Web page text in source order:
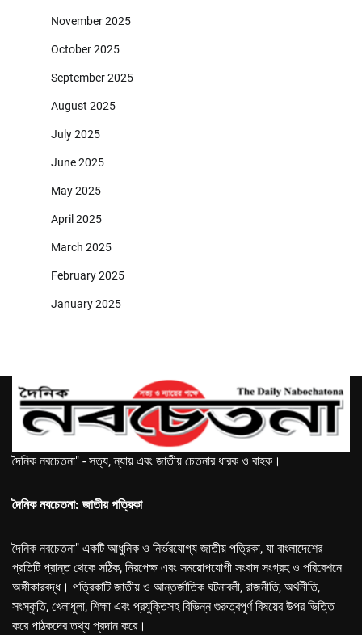
November 2025
October 2025
September 2025
August 2025
July 2025
June 2025
May 2025
April 2025
March 2025
February 2025
January 2025
দৈনিক নবচেতনা" - সত্য, ন্যায় এবং জাতীয় চেতনার ধারক ও বাহক।
দৈনিক নবচেতনা: জাতীয় পত্রিকা
দৈনিক নবচেতনা" একটি আধুনিক ও নির্ভরযোগ্য জাতীয় পত্রিকা, যা বাংলাদেশের
প্রতিটি প্রান্ত থেকে সঠিক, নিরপেক্ষ এবং সময়োপযোগী সংবাদ সংগ্রহ ও পরিবেশনে
অঙ্গীকারবদ্ধ। পত্রিকাটি জাতীয় ও আন্তর্জাতিক ঘটনাবলী, রাজনীতি, অর্থনীতি,
সংস্কৃতি, খেলাধুলা, শিক্ষা এবং প্রযুক্তিসহ বিভিন্ন গুরুত্বপূর্ণ বিষয়ের উপর ভিত্তি
করে পাঠকদের তথ্য প্রদান করে।